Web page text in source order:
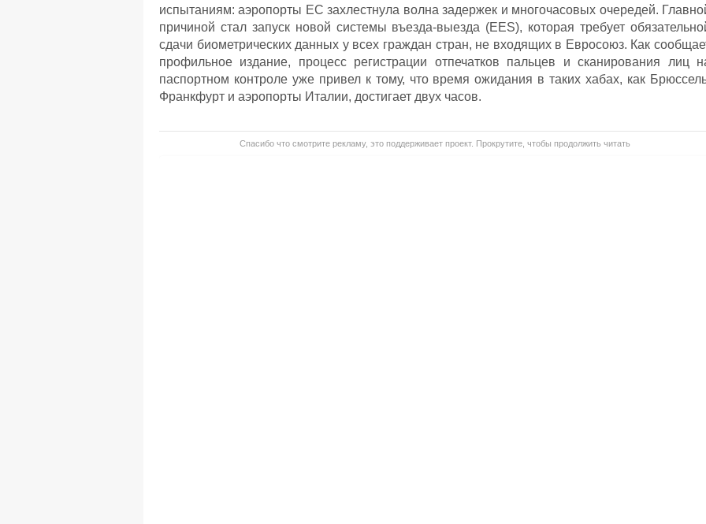
испытаниям: аэропорты ЕС захлестнула волна задержек и многочасовых очередей.
причиной стал запуск новой системы въезда-выезда (EES), которая требует
сдачи биометрических данных у всех граждан стран, не входящих в Евросоюз. Как
профильное издание, процесс регистрации отпечатков пальцев и сканирования лиц
паспортном контроле уже привел к тому, что время ожидания в таких хабах, как
Франкфурт и аэропорты Италии, достигает двух часов.
Спасибо что смотрите рекламу, это поддерживает проект. Прокрутите, чтобы продолжить читать